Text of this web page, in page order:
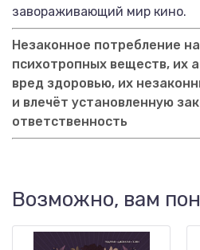
завораживающий мир кино.
Незаконное потребление
психотропных веществ, их
вред здоровью, их
и влечёт установленную
ответственность
Возможно, вам